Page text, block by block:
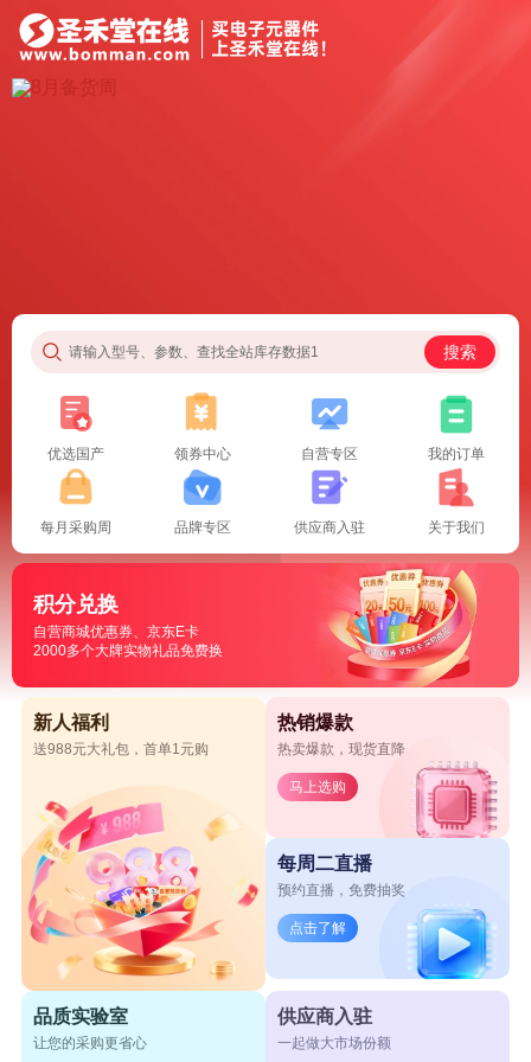
请输入型号、参数、查找全站库存数据1 搜索
优选国产 领券中心 自营专区 我的订单
每月采购周 品牌专区 供应商入驻 关于我们
积分兑换
自营商城优惠券、京东E卡
2000多个大牌实物礼品免费换
新人福利
送988元大礼包，首单1元购
热销爆款
热卖爆款，现货直降
马上选购
每周二直播
预约直播，免费抽奖
点击了解
品质实验室
让您的采购更省心
供应商入驻
一起做大市场份额